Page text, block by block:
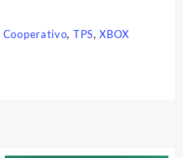
Cooperativo, TPS,XBOX